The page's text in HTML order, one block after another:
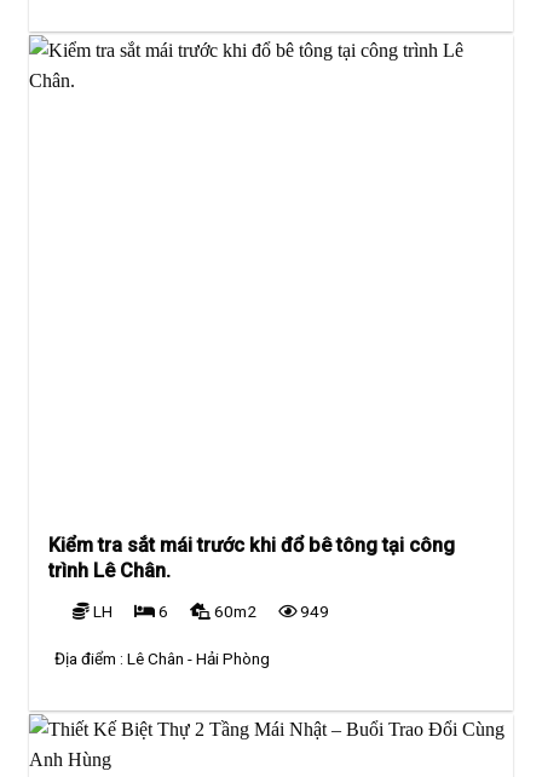
Kiểm tra sắt mái trước khi đổ bê tông tại công
trình Lê Chân.
LH 6 60m2 949
Địa điểm :Lê Chân - Hải Phòng